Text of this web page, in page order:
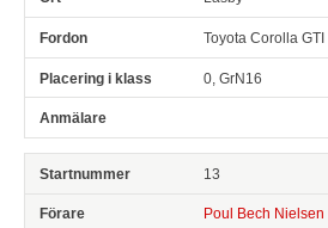
Toyota Corolla GTI
0, GrN16
13
Poul Bech Nielsen